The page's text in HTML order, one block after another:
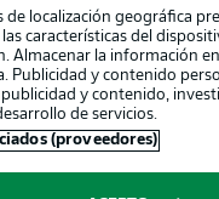
© 2026 Bundesliga-Gruppe
Elegir idioma
de localización geográfica
características del
Almacenar la información
Publicidad y contenido
y contenido,
de servicios.
(proveedores)